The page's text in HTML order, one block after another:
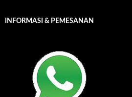
INFORMASI & PEMESANAN